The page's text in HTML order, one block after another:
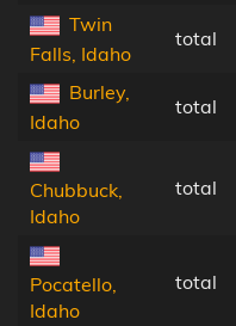
Twin
Falls, Idaho
total
Burley,
Idaho
total
Chubbuck,
Idaho
total
Pocatello,
Idaho
total